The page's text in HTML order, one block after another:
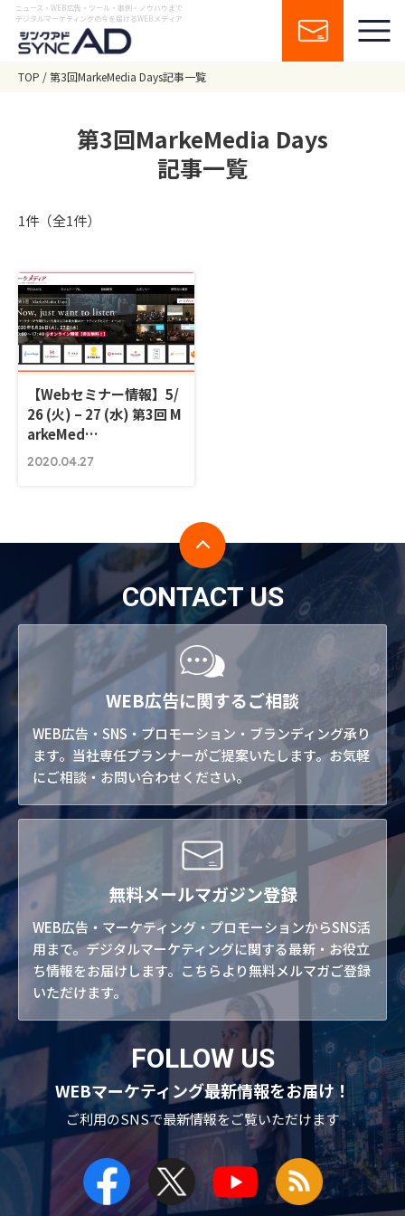
ニュース・WEB広告・ツール・事例・ノウハウまで
デジタルマーケティングの今を届けるWEBメディア
TOP 第3回MarkeMedia Days記事一覧
第3回MarkeMedia Days
記事一覧
1件（全1件）
【Webセミナー情報】5/
26 (火) – 27 (水) 第3回 M
arkeMed…
2020.04.27
CONTACT US
WEB広告に関するご相談
WEB広告・SNS・プロモーション・ブランディング承り
ます。当社専任プランナーがご提案いたします。お気軽
にご相談・お問い合わせください。
無料メールマガジン登録
WEB広告・マーケティング・プロモーションからSNS活
用まで。デジタルマーケティングに関する最新・お役立
ち情報をお届けします。こちらより無料メルマガご登録
いただけます。
FOLLOW US
WEBマーケティング最新情報をお届け！
ご利用のSNSで最新情報をご覧いただけます